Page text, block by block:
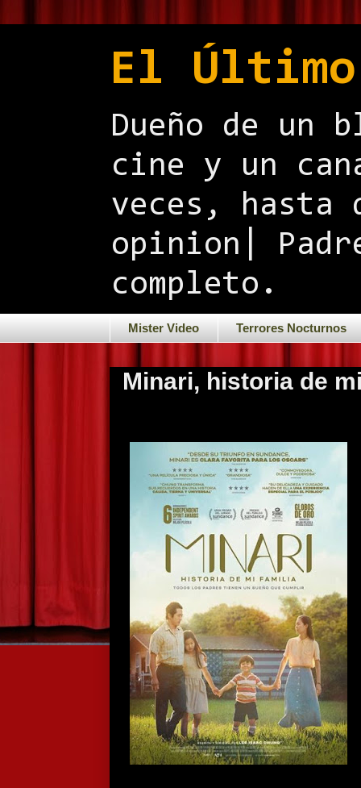
El
Dueño de un
cine y un
veces, hasta
opinion|
completo.
Mister Video Terrores Nocturnos
Minari, historia de